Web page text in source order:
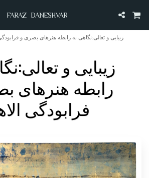
FARAZ DANESHVAR
زیبایی و تعالی:نگاهی به رابطه هنرهای بصری و
زیبایی و
رابطه هنرهای
فرابودگی